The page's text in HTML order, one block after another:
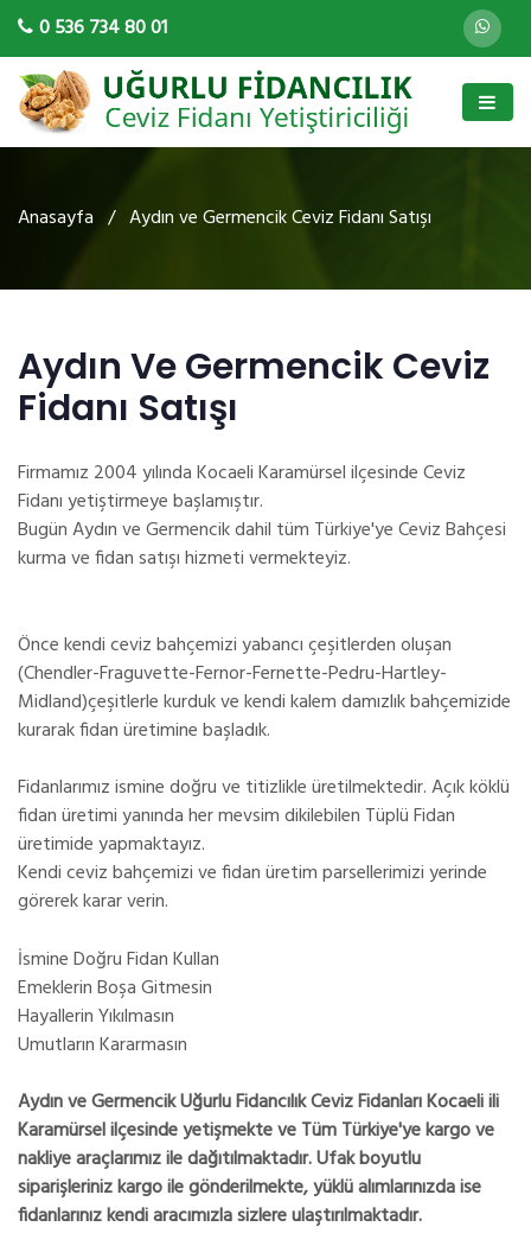
0 536 734 80 01
Anasayfa / Aydın ve Germencik Ceviz Fidanı Satışı
Aydın Ve Germencik Ceviz
Fidanı Satışı
Firmamız 2004 yılında Kocaeli Karamürsel ilçesinde Ceviz
Fidanı yetiştirmeye başlamıştır.
Bugün Aydın ve Germencik dahil tüm Türkiye'ye Ceviz Bahçesi
kurma ve fidan satışı hizmeti vermekteyiz.
Önce kendi ceviz bahçemizi yabancı çeşitlerden oluşan
(Chendler-Fraguvette-Fernor-Fernette-Pedru-Hartley-
Midland)çeşitlerle kurduk ve kendi kalem damızlık bahçemizide
kurarak fidan üretimine başladık.
Fidanlarımız ismine doğru ve titizlikle üretilmektedir. Açık köklü
fidan üretimi yanında her mevsim dikilebilen Tüplü Fidan
üretimide yapmaktayız.
Kendi ceviz bahçemizi ve fidan üretim parsellerimizi yerinde
görerek karar verin.
İsmine Doğru Fidan Kullan
Emeklerin Boşa Gitmesin
Hayallerin Yıkılmasın
Umutların Kararmasın
Aydın ve Germencik Uğurlu Fidancılık Ceviz Fidanları Kocaeli ili
Karamürsel ilçesinde yetişmekte ve Tüm Türkiye'ye kargo ve
nakliye araçlarımız ile dağıtılmaktadır. Ufak boyutlu
siparişleriniz kargo ile gönderilmekte, yüklü alımlarınızda ise
fidanlarınız kendi aracımızla sizlere ulaştırılmaktadır.